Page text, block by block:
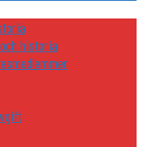
historia